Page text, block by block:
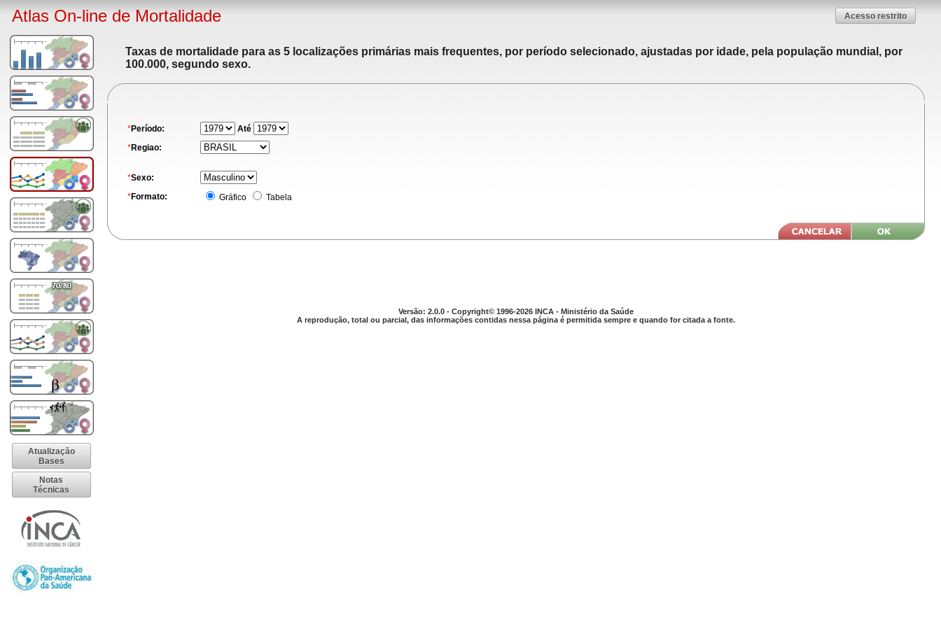
Atlas On-line de Mortalidade Acesso restrito
Atualização
Bases
Notas
Técnicas
Taxas de mortalidade para as 5 localizações primárias mais frequentes, por período selecionado, ajustadas por idade, pela população mundial, por
100.000, segundo sexo.
*Período:
Até
*Regiao:
*Sexo:
*Formato: Gráfico Tabela
Versão: 2.0.0 - Copyright© 1996-2026 INCA - Ministério da Saúde
A reprodução, total ou parcial, das informações contidas nessa página é permitida sempre e quando for citada a fonte.